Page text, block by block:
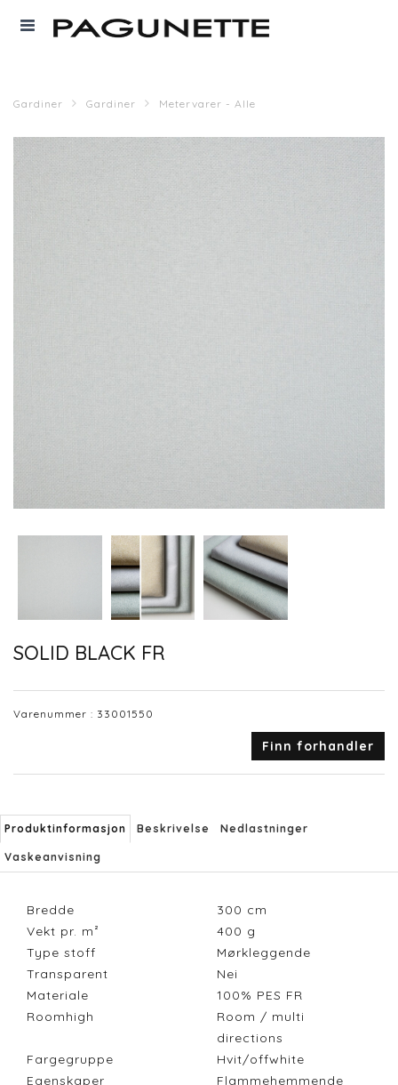
Gardiner Gardiner Metervarer - Alle
SOLID BLACK FR
Varenummer : 33001550
Finn forhandler
Produktinformasjon Beskrivelse Nedlastninger
Vaskeanvisning
Bredde 300 cm
Vekt pr. m²
400 g
Type stoff
Mørkleggende
Transparent
Nei
Materiale
100% PES FR
Roomhigh
Room / multi
directions
Fargegruppe
Hvit/offwhite
Egenskaper
Flammehemmende